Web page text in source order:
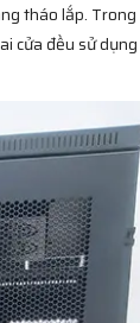
tháo lắp. Trong
cửa đều sử